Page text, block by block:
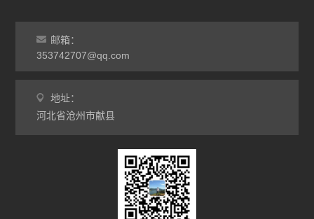
邮箱：
353742707@qq.com
地址：
河北省沧州市献县